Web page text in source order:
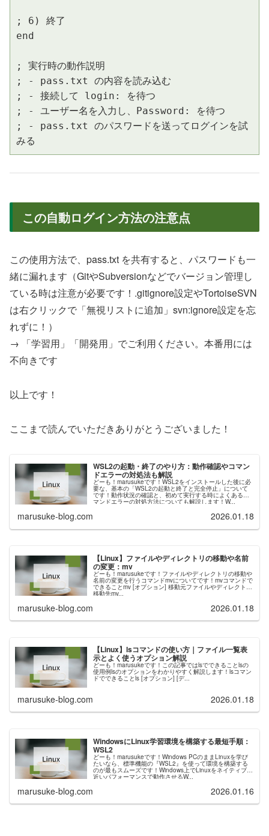
; 6) 終了
end
; 実行時の動作説明
; - pass.txt の内容を読み込む
; - 接続して login: を待つ
; - ユーザー名を入力し、Password: を待つ
; - pass.txt のパスワードを送ってログインを試
みる
この自動ログイン方法の注意点
この使用方法で、pass.txt を共有すると、パスワードも一
緒に漏れます（GitやSubversionなどでバージョン管理し
ている時は注意が必要です！.gitignore設定やTortoiseSVN
は右クリックで「無視リストに追加」svn:ignore設定を忘
れずに！）
→ 「学習用」「開発用」でご利用ください。本番用には
不向きです
以上です！
ここまで読んでいただきありがとうございました！
WSL2の起動・終了のやり方：動作確認やコマン
ドエラーの対処法も解説
どーも！marusukeです！WSL2をインストールした後に必
要な、基本の「WSL2の起動と終了と完全停止」について
です！動作状況の確認と、初めて実行する時によくあるコ
マンドエラーの対処方法についても解説します！W...
marusuke-blog.com 2026.01.18
【Linux】ファイルやディレクトリの移動や名前
の変更：mv
どーも！marusukeです！ファイルやディレクトリの移動や
名前の変更を行うコマンドmvについてです！mvコマンドで
できることmv [オプション] 移動元ファイルやディレクトリ
移動先mv...
marusuke-blog.com 2026.01.18
【Linux】lsコマンドの使い方｜ファイル一覧表
示とよく使うオプション解説
どーも！marusukeです！この記事ではlsでできることlsの
使用例lsのオプションをわかりやすく解説します！lsコマン
ドでできることls [オプション] [デ...
marusuke-blog.com 2026.01.18
WindowsにLinux学習環境を構築する最短手順：
WSL2
どーも！marusukeです！Windows PCのままLinuxを学び
たいなら、標準機能の『WSL2』を使って環境を構築する
のが最もスムーズです！Windows上でLinuxをネイティブに
近いパフォーマンスで動作させるW...
marusuke-blog.com 2026.01.16